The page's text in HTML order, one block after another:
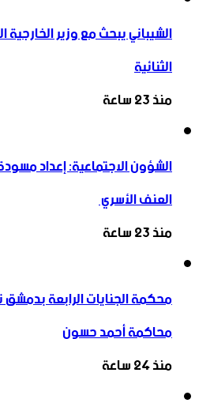
الشيباني يبحث مع وزير الخارجية
الثنائية
منذ 23 ساعة
الشؤون الاجتماعية: إعداد
العنف الأسري ‏
منذ 23 ساعة
محكمة الجنايات الرابعة
محاكمة أحمد حسون
منذ 24 ساعة